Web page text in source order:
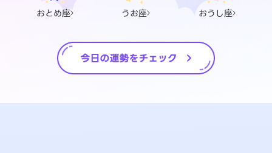
おとめ座 うお座 おうし座